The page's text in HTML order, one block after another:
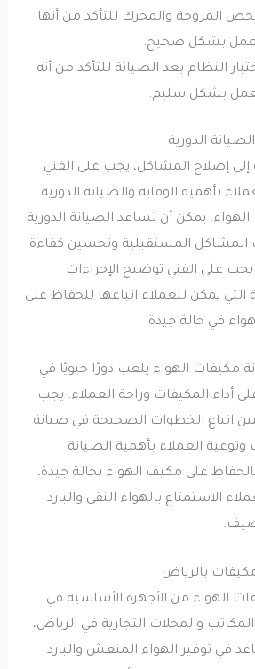
والمحرك للتأكد من أنها
بشكل صحيح.
النظام بعد الصيانة للتأكد من أنه
بشكل سليم.
الدورية
إصلاح المشاكل، يجب على الفني
بأهمية الوقاية والصيانة الدورية
يمكن أن تساعد الصيانة الدورية
المستقبلية وتحسين كفاءة
الفني توضيح الإجراءات
يمكن للعملاء اتباعها للحفاظ على
في حالة جيدة.
الهواء يلعب دورًا حيويًا في
المكيفات وراحة العملاء. يجب
اتباع الخطوات الصحيحة في صيانة
العملاء بأهمية الصيانة
على مكيف الهواء بحالة جيدة،
بالهواء النقي والبارد
بالرياض
من الأجهزة الأساسية في
والمحلات التجارية في الرياض،
توفير الهواء المنعش والبارد